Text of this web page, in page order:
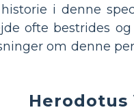
i denne
ofte bestrides
om denne